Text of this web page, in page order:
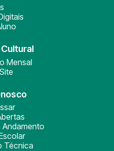
Mensal
Andamento
Técnica